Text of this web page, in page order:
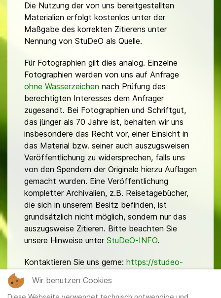
Die Nutzung der von uns bereitgestellten
Materialien erfolgt kostenlos unter der
Maßgabe des korrekten Zitierens unter
Nennung von StuDeO als Quelle.
Für Fotographien gilt dies analog. Einzelne
Fotographien werden von uns auf Anfrage
ohne Wasserzeichen nach Prüfung des
berechtigten Interesses dem Anfrager
zugesandt. Bei Fotographien und Schriftgut,
das jünger als 70 Jahre ist, behalten wir uns
insbesondere das Recht vor, einer Einsicht in
das Material bzw. seiner auch auszugsweisen
Veröffentlichung zu widersprechen, falls uns
von den Spendern der Originale hierzu Auflagen
gemacht wurden. Eine Veröffentlichung
kompletter Archivalien, z.B. Reisetagebücher,
die sich in unserem Besitz befinden, ist
grundsätzlich nicht möglich, sondern nur das
auszugsweise Zitieren. Bitte beachten Sie
unsere Hinweise unter StuDeO-INFO.
Kontaktieren Sie uns gerne: https://studeo-
Wir benutzen Cookies